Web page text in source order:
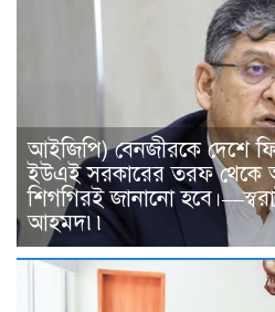
আইজিপি) বেনজীরকে দেশে
ইউএই সরকারের তরফ থেকে
শিগগিরই জানানো
আহমদ৷৷